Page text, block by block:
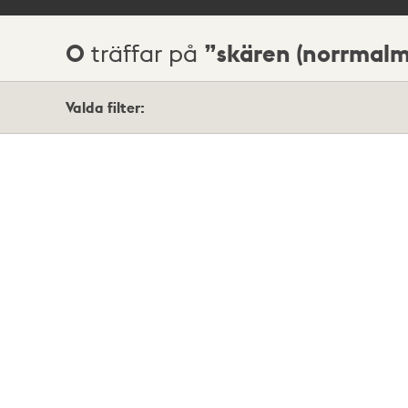
Sökresultat
0 träffar på skären
Valda filter: